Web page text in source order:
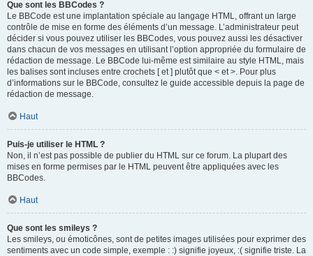
Que sont les BBCodes ?
Le BBCode est une implantation spéciale au langage HTML, offrant un large
contrôle de mise en forme des éléments d’un message. L’administrateur peut
décider si vous pouvez utiliser les BBCodes, vous pouvez aussi les désactiver
dans chacun de vos messages en utilisant l’option appropriée du formulaire de
rédaction de message. Le BBCode lui-même est similaire au style HTML, mais
les balises sont incluses entre crochets [ et ] plutôt que < et >. Pour plus
d’informations sur le BBCode, consultez le guide accessible depuis la page de
rédaction de message.
Haut
Puis-je utiliser le HTML ?
Non, il n’est pas possible de publier du HTML sur ce forum. La plupart des
mises en forme permises par le HTML peuvent être appliquées avec les
BBCodes.
Haut
Que sont les smileys ?
Les smileys, ou émoticônes, sont de petites images utilisées pour exprimer des
sentiments avec un code simple, exemple : :) signifie joyeux, :( signifie triste. La